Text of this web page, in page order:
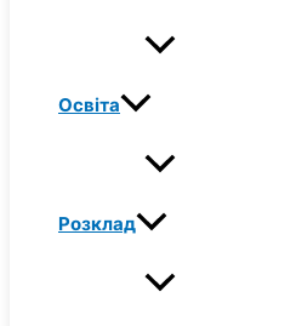
Освіта
Розклад